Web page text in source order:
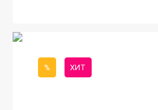
% ХИТ